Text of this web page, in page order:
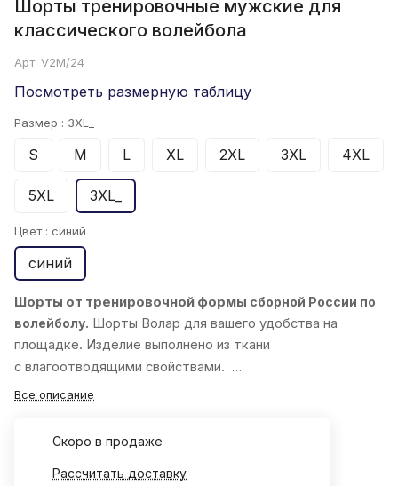
Шорты тренировочные мужские для
классического волейбола
Арт. V2M/24
Посмотреть размерную таблицу
Размер : 3XL_
S M L XL 2XL 3XL 4XL
5XL 3XL_
Цвет : синий
синий
Шорты от тренировочной формы сборной России по
волейболу. Шорты Волар для вашего удобства на
площадке. Изделие выполнено из ткани
с влагоотводящими свойствами.
Все описание
Cкоро в продаже
Рассчитать доставку